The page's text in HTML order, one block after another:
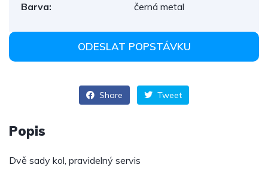
Barva:
černá metal
ODESLAT POPSTÁVKU
Share Tweet
Popis
Dvě sady kol, pravidelný servis